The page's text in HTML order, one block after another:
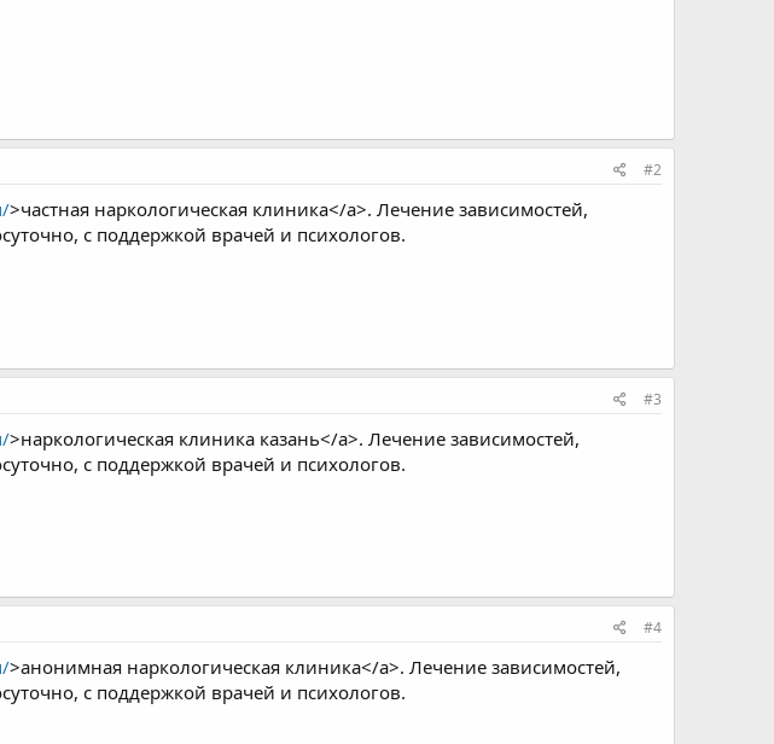
#2
>частная наркологическая клиника</a>. Лечение зависимостей,
с поддержкой врачей и психологов.
#3
>наркологическая клиника казань</a>. Лечение зависимостей,
с поддержкой врачей и психологов.
#4
>анонимная наркологическая клиника</a>. Лечение зависимостей,
с поддержкой врачей и психологов.